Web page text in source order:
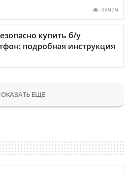
48929
купить б/у
подробная инструкция
ЕЩЕ